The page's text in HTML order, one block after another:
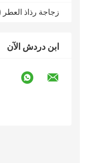
زجاجة رذاذ العطر
ابن دردش الآن